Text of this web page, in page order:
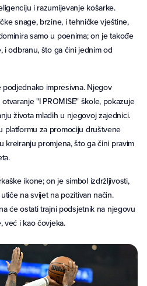
i razumijevanje košarke.
snage, brzine, i tehničke vještine,
samo u poenima; on je takođe
i odbranu, što ga čini jednim od
impresivna. Njegov
"I PROMISE" škole, pokazuje
života mladih u njegovoj zajednici.
platformu za promociju društvene
kreiranju promjena, što ga čini pravim
ikone; on je simbol izdržljivosti,
na svijet na pozitivan način.
će ostati trajni podsjetnik na njegovu
već i kao čovjeka.